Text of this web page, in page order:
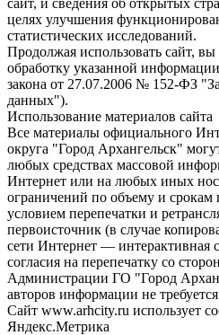
сайт, и сведения об открытых
целях улучшения
статистических исследований.
Продолжая использовать сайт, вы
обработку указанной
закона от 27.07.2006 № 152-ФЗ
данных").
Использование материалов сайта
Все материалы официального
округа "Город Архангельск"
любых средствах массовой
Интернет или на любых иных
ограничений по объему и
условием перепечатки и
первоисточник (в случае
сети Интернет — интерактивная
согласия на перепечатку со
Администрации ГО "Город
авторов информации не
Сайт www.arhcity.ru использует
Яндекс.Метрика